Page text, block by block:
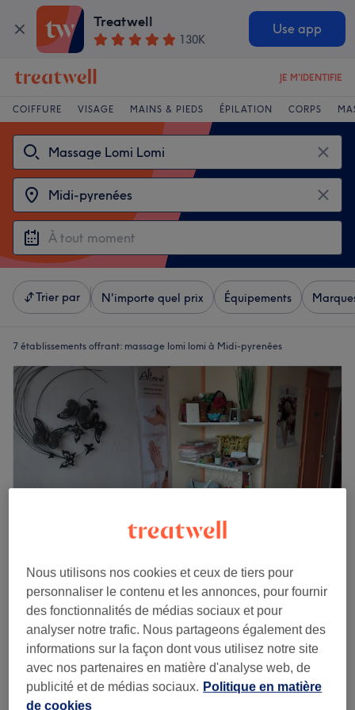
Treatwell
130K
Use app
JE M'IDENTIFIE
COIFFURE VISAGE MAINS & PIEDS ÉPILATION CORPS
Trier par N'importe quel prix Équipements
7 établissements offrant: massage lomi lomi à Midi-pyrenées
L'Arbre du Voyageur
4,9
107 avis
Tournefeuille, Haute-Garonne
Montrer sur la carte
Massage Onavi Coréen
1 h
70 €
Nous utilisons nos cookies et ceux de tiers pour
personnaliser le contenu et les annonces, pour fournir
des fonctionnalités de médias sociaux et pour
analyser notre trafic. Nous partageons également des
informations sur la façon dont vous utilisez notre site
avec nos partenaires en matière d'analyse web, de
publicité et de médias sociaux. Politique en matière
de cookies